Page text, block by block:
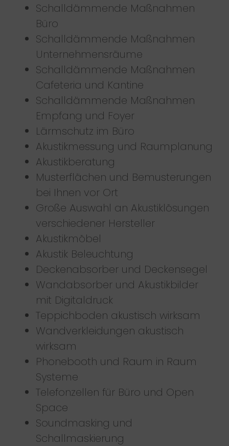
Schalldämmende Maßnahmen
Büro
Schalldämmende Maßnahmen
Unternehmensräume
Schalldämmende Maßnahmen
Cafeteria und Kantine
Schalldämmende Maßnahmen
Empfang und Foyer
Lärmschutz im Büro
Akustikmessung und Raumplanung
Akustikberatung
Musterflächen und Bemusterungen
bei Ihnen vor Ort
Große Auswahl an Akustiklösungen
verschiedener Hersteller
Akustikmöbel
Akustik Beleuchtung
Deckenabsorber und Deckensegel
Wandabsorber und Akustikbilder
mit Digitaldruck
Teppichboden akustisch wirksam
Wandverkleidungen akustisch
wirksam
Phonebooth und Raum in Raum
Systeme
Telefonzellen für Büro und Open
Space
Soundmasking und
Schallmaskierung